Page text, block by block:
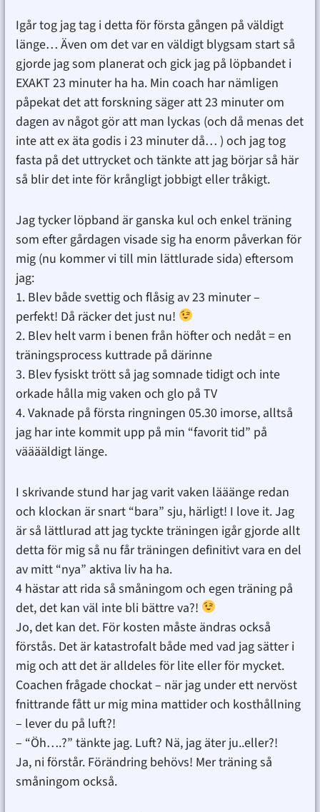
Igår tog jag tag i detta för första gången på väldigt
länge… Även om det var en väldigt blygsam start så
gjorde jag som planerat och gick jag på löpbandet i
EXAKT 23 minuter ha ha. Min coach har nämligen
påpekat det att forskning säger att 23 minuter om
dagen av något gör att man lyckas (och då menas det
inte att ex äta godis i 23 minuter då… ) och jag tog
fasta på det uttrycket och tänkte att jag börjar så här
så blir det inte för krångligt jobbigt eller tråkigt.
Jag tycker löpband är ganska kul och enkel träning
som efter gårdagen visade sig ha enorm påverkan för
mig (nu kommer vi till min lättlurade sida) eftersom
jag:
1. Blev både svettig och flåsig av 23 minuter –
perfekt! Då räcker det just nu!
2. Blev helt varm i benen från höfter och nedåt = en
träningsprocess kuttrade på därinne
3. Blev fysiskt trött så jag somnade tidigt och inte
orkade hålla mig vaken och glo på TV
4. Vaknade på första ringningen 05.30 imorse, alltså
jag har inte kommit upp på min “favorit tid” på
vääääldigt länge.
I skrivande stund har jag varit vaken lääänge redan
och klockan är snart “bara” sju, härligt! I love it. Jag
är så lättlurad att jag tyckte träningen igår gjorde allt
detta för mig så nu får träningen definitivt vara en del
av mitt “nya” aktiva liv ha ha.
4 hästar att rida så småningom och egen träning på
det, det kan väl inte bli bättre va?!
Jo, det kan det. För kosten måste ändras också
förstås. Det är katastrofalt både med vad jag sätter i
mig och att det är alldeles för lite eller för mycket.
Coachen frågade chockat – när jag under ett nervöst
fnittrande fått ur mig mina mattider och kosthållning
– lever du på luft?!
– “Öh….?” tänkte jag. Luft? Nä, jag äter ju..eller?!
Ja, ni förstår. Förändring behövs! Mer träning så
småningom också.